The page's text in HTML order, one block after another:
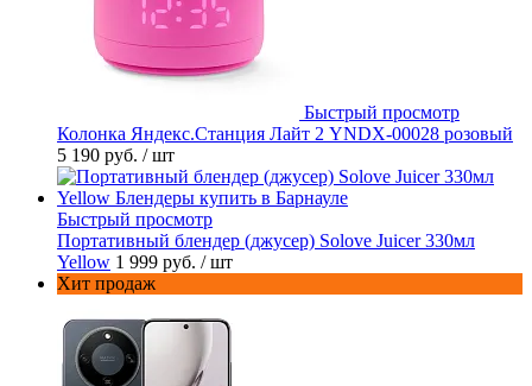
Быстрый просмотр
Колонка Яндекс.Станция Лайт 2 YNDX-00028 розовый
5 190 руб. / шт
Быстрый просмотр
Портативный блендер (джусер) Solove Juicer 330мл
Yellow 1 999 руб. / шт
Хит продаж